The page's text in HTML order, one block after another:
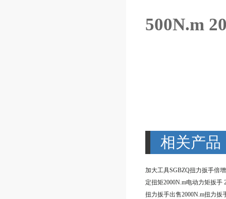
500N.m
相关产品
扭力扳手出售2000N.m扭力扳